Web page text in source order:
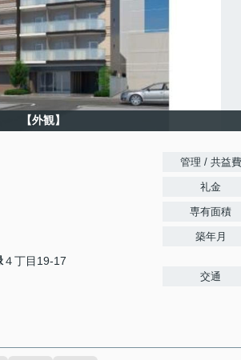
【外観】
４丁目19-17
管理 / 共益費
礼金
専有面積
築年月
交通